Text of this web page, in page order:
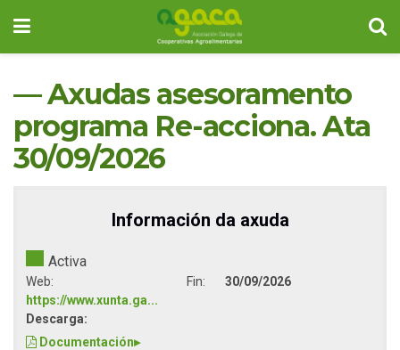
— Axudas asesoramento
programa Re-acciona. Ata
30/09/2026
Información da axuda
Activa
Web:
https://www.xunta.ga...
Fin: 30/09/2026
Descarga:
Documentación▸